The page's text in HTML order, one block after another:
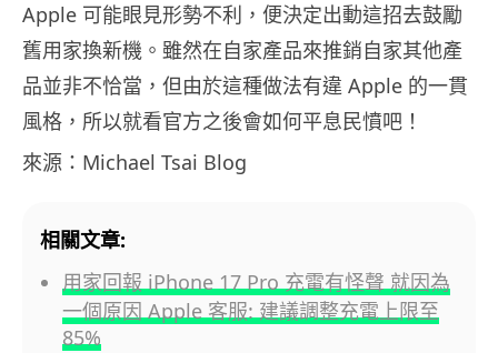
Apple 可能眼見形勢不利，便決定出動這招去鼓勵
舊用家換新機。雖然在自家產品來推銷自家其他產
品並非不恰當，但由於這種做法有違 Apple 的一貫
風格，所以就看官方之後會如何平息民憤吧！
來源：Michael Tsai Blog
相關文章:
用家回報 iPhone 17 Pro 充電有怪聲 就因為
一個原因 Apple 客服: 建議調整充電上限至
85%